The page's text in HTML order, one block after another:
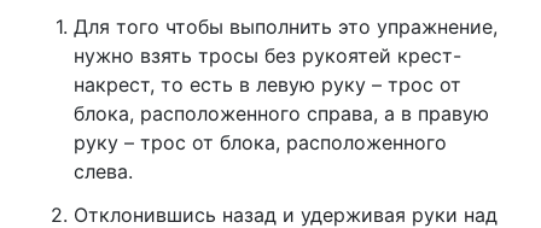
Для того чтобы выполнить это упражнение,
нужно взять тросы без рукоятей крест-
накрест, то есть в левую руку – трос от
блока, расположенного справа, а в правую
руку – трос от блока, расположенного
слева.
Отклонившись назад и удерживая руки над